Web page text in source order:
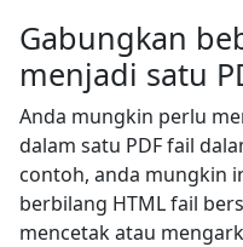
Gabungkan
menjadi satu
Anda mungkin perlu
dalam satu PDF fail
contoh, anda mungkin
berbilang HTML fail
mencetak atau